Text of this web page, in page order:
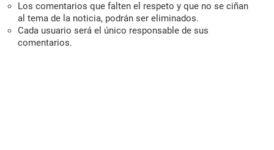
Los comentarios que falten el respeto y que no se ciñan
al tema de la noticia, podrán ser eliminados.
Cada usuario será el único responsable de sus
comentarios.